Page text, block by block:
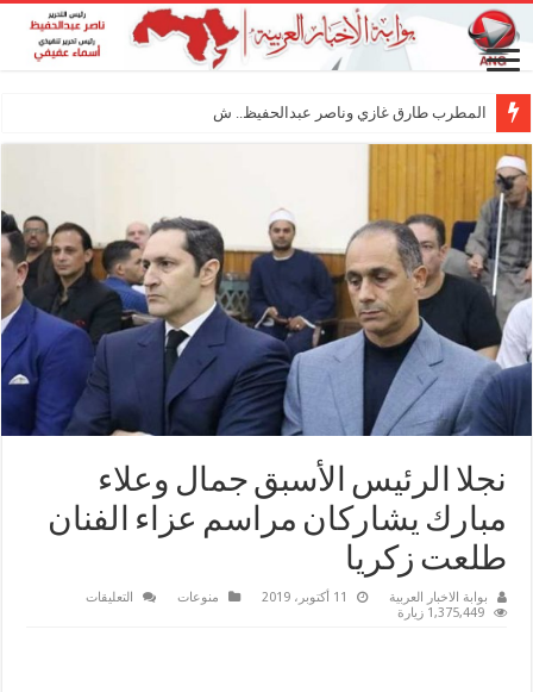
المطرب طارق غازي وناصر عبدالحفيظ.. شراكة فنية
نجلا الرئيس الأسبق جمال وعلاء
مبارك يشاركان مراسم عزاء الفنان
طلعت زكريا
بوابة الاخبار العربية 11 أكتوبر، 2019 منوعات التعليقات
1,375,449 زيارة